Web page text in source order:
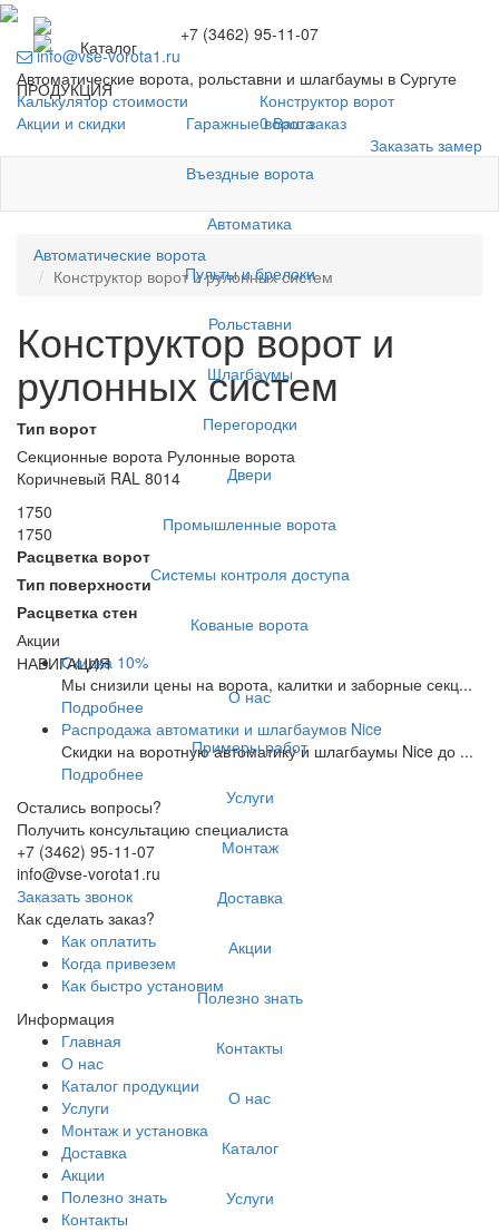
Каталог
ПРОДУКЦИЯ
Гаражные ворота
Въездные ворота
Автоматика
Пульты и брелоки
Рольставни
Шлагбаумы
Перегородки
Двери
Промышленные ворота
Системы контроля доступа
Кованые ворота
НАВИГАЦИЯ
О нас
Примеры работ
Услуги
Монтаж
Доставка
Акции
Полезно знать
Контакты
О нас
Каталог
Услуги
+7 (3462) 95-11-07
info@vse-vorota1.ru
Автоматические ворота, рольставни и шлагбаумы в Сургуте
Калькулятор стоимости
Конструктор ворот
Акции и скидки
0 Ваш заказ
Заказать замер
Автоматические ворота
Конструктор ворот и рулонных систем
Конструктор ворот и
рулонных систем
Тип ворот
Секционные ворота Рулонные ворота
Коричневый RAL 8014
1750
1750
Расцветка ворот
Тип поверхности
Расцветка стен
Акции
Скидка 10%
Мы снизили цены на ворота, калитки и заборные секц...
Подробнее
Распродажа автоматики и шлагбаумов Nice
Скидки на воротную автоматику и шлагбаумы Nice до ...
Подробнее
Остались вопросы?
Получить консультацию специалиста
+7 (3462) 95-11-07
info@vse-vorota1.ru
Заказать звонок
Как сделать заказ?
Как оплатить
Когда привезем
Как быстро установим
Информация
Главная
О нас
Каталог продукции
Услуги
Монтаж и установка
Доставка
Акции
Полезно знать
Контакты